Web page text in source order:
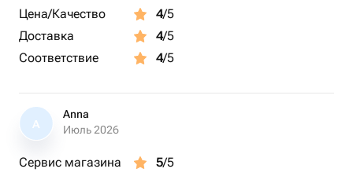
Цена/Качество
4/5
Доставка
4/5
Соответствие
4/5
A
Anna
Июль 2026
Сервис магазина 5/5